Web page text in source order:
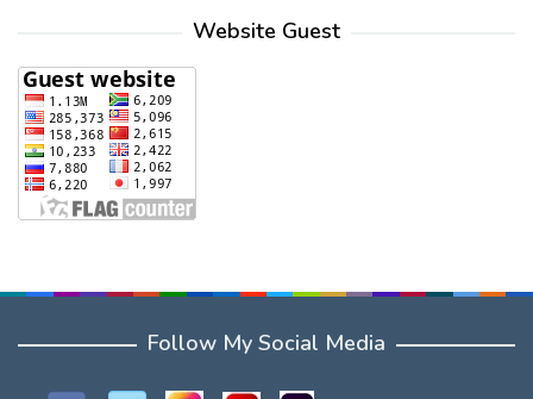
Website Guest
Follow My Social Media